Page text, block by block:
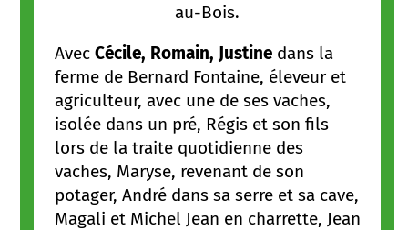
au-Bois.
Avec Cécile, Romain, Justinedans la
ferme de Bernard Fontaine, éleveur et
agriculteur, avec une de ses vaches,
isolée dans un pré, Régis et son fils
lors de la traite quotidienne des
vaches, Maryse, revenant de son
potager, André dans sa serre et sa cave,
Magali et Michel Jean en charrette, Jean